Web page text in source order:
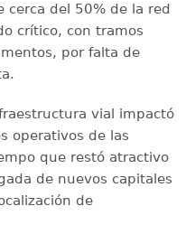
cerca del 50% de la red
crítico, con tramos
por falta de
vial impactó
operativos de las
que restó atractivo
de nuevos capitales
de